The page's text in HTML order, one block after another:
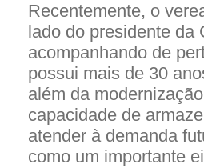
Recentemente, o
lado do presidente da
acompanhando de
possui mais de 30
além da
capacidade de
atender à demanda
como um importante